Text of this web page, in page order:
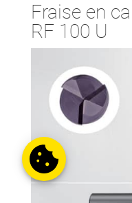
Fraise en
RF 100 U